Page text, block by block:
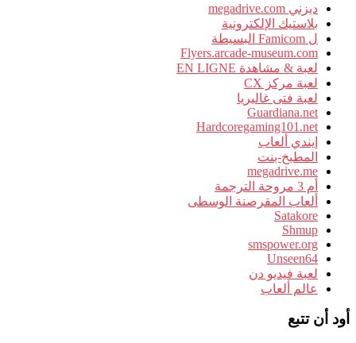
ديزني megadrive.com
بلاستيك الإلكترونية
ل Famicom البسيطة
Flyers.arcade-museum.com
لعبة & مشاهدة EN LIGNE
لعبة مركز CX
لعبة فتى غاليريا
Guardiana.net
Hardcoregaming101.net
إيندي ألعاب
المطبخ-بنت
megadrive.me
أم 3 مروحة الترجمة
ألعاب المقرصنة الوسطى
Satakore
Shmup
smspower.org
Unseen64
لعبة فيديو دن
عالم ألعاب
أود أن تتبع